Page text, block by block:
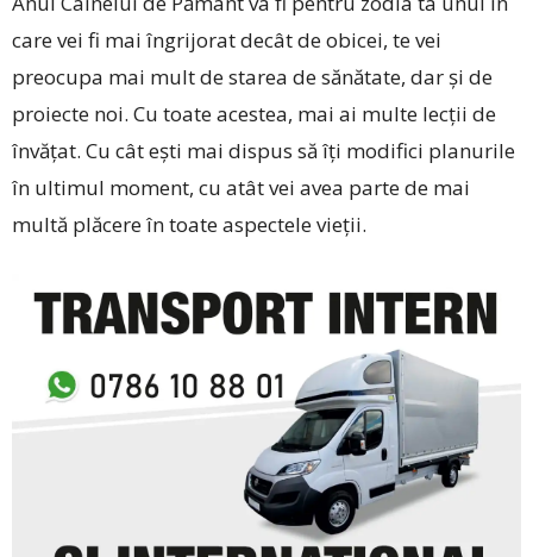
care vei fi mai îngrijorat decât de obicei, te vei
preocupa mai mult de starea de sănătate, dar și de
proiecte noi. Cu toate acestea, mai ai multe lecţii de
învăţat. Cu cât ești mai dispus să îţi modifici planurile
în ultimul moment, cu atât vei avea parte de mai
multă plăcere în toate aspectele vieţii.